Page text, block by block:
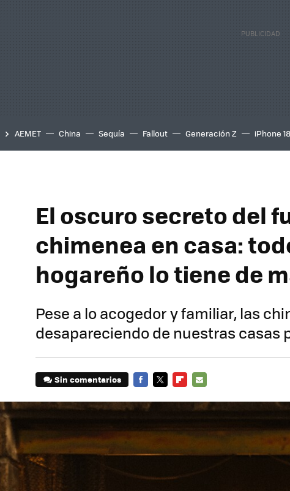
AEMET China Sequía Fallout Generación Z iPhone 18
El oscuro secreto del
chimenea en casa:
hogareño lo tiene de
Pese a lo acogedor y familiar, las
desapareciendo de nuestras casas
Sin comentarios
MAIL